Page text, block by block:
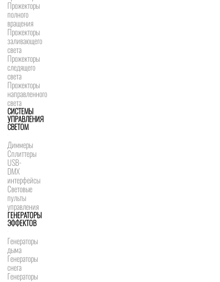
Прожекторы
полного
вращения
Прожекторы
заливающего
света
Прожекторы
следящего
света
Прожекторы
направленного
света
СИСТЕМЫ
УПРАВЛЕНИЯ
СВЕТОМ
Диммеры
Сплиттеры
USB-
DMX
интерфейсы
Световые
пульты
управления
ГЕНЕРАТОРЫ
ЭФФЕКТОВ
Генераторы
дыма
Генераторы
снега
Генераторы